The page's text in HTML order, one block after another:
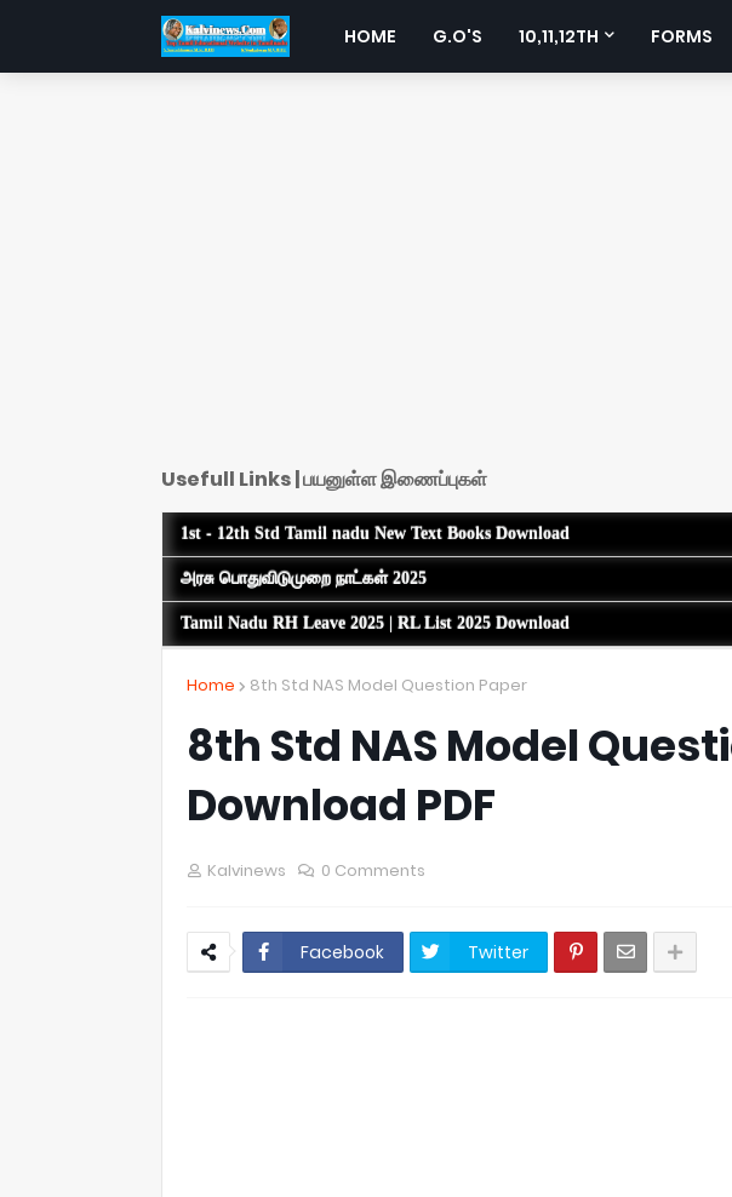
HOME G.O'S 10,11,12TH FORMS
Usefull Links | பயனுள்ள இணைப்புகள்
1st - 12th Std Tamil nadu New Text Books Download
அரசு பொதுவிடுமுறை நாட்கள் 2025
Tamil Nadu RH Leave 2025 | RL List 2025 Download
Home 8th Std NAS Model Question Paper
8th Std NAS Model
Download PDF
Kalvinews 0 Comments
Facebook Twitter